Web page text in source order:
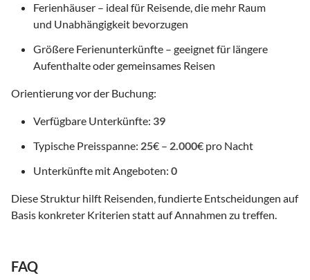
Ferienhäuser – ideal für Reisende, die mehr Raum
und Unabhängigkeit bevorzugen
Größere Ferienunterkünfte – geeignet für längere
Aufenthalte oder gemeinsames Reisen
Orientierung vor der Buchung:
Verfügbare Unterkünfte: 39
Typische Preisspanne: 25€ – 2.000€ pro Nacht
Unterkünfte mit Angeboten: 0
Diese Struktur hilft Reisenden, fundierte Entscheidungen auf
Basis konkreter Kriterien statt auf Annahmen zu treffen.
FAQ